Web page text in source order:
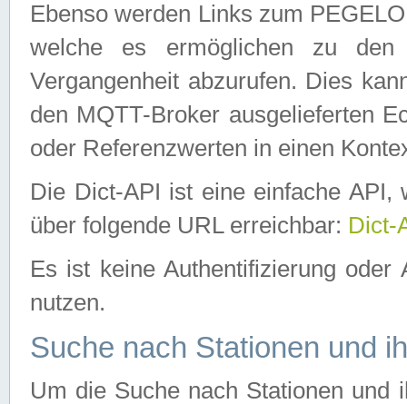
Ebenso werden Links zum
welche es ermöglichen zu den
Vergangenheit abzurufen. Dies
den MQTT-Broker ausgelieferten
oder Referenzwerten in einen
Die Dict-API ist eine einfache API,
über folgende URL erreichbar: Dict-
Es ist keine Authentifizierung
nutzen.
Suche nach Stationen und
Um die Suche nach Stationen und